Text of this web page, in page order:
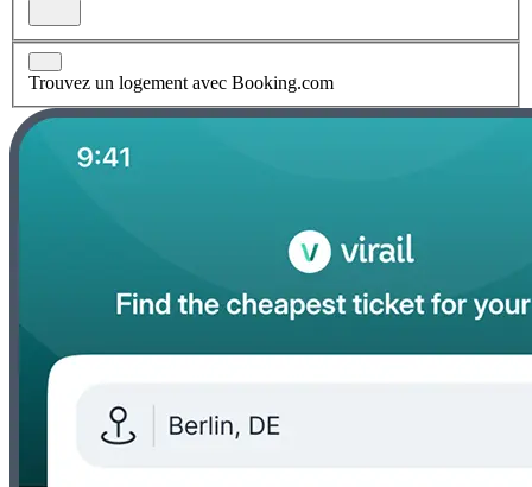
Trouvez un logement avec Booking.com